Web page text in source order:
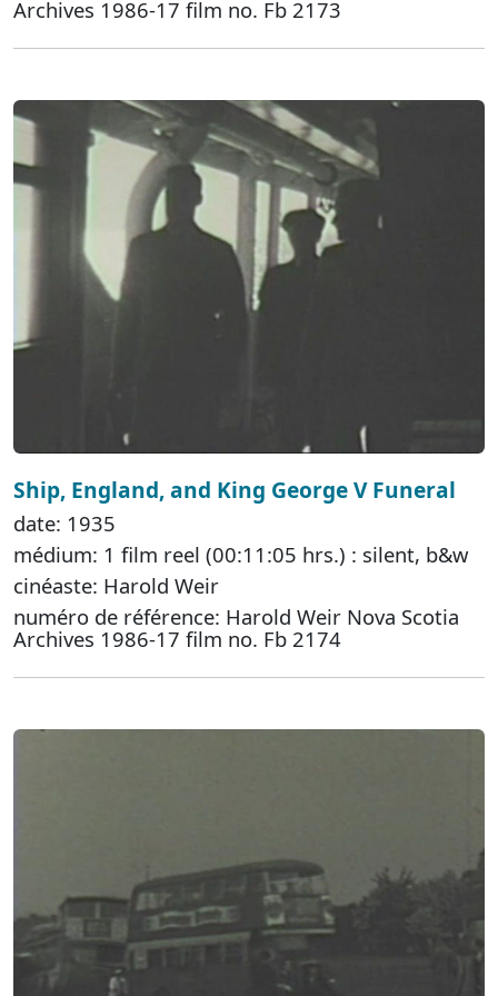
Archives 1986-17 film no. Fb 2173
Ship, England, and King George V Funeral
date: 1935
médium: 1 film reel (00:11:05 hrs.) : silent, b&w
cinéaste: Harold Weir
numéro de référence: Harold Weir Nova Scotia
Archives 1986-17 film no. Fb 2174